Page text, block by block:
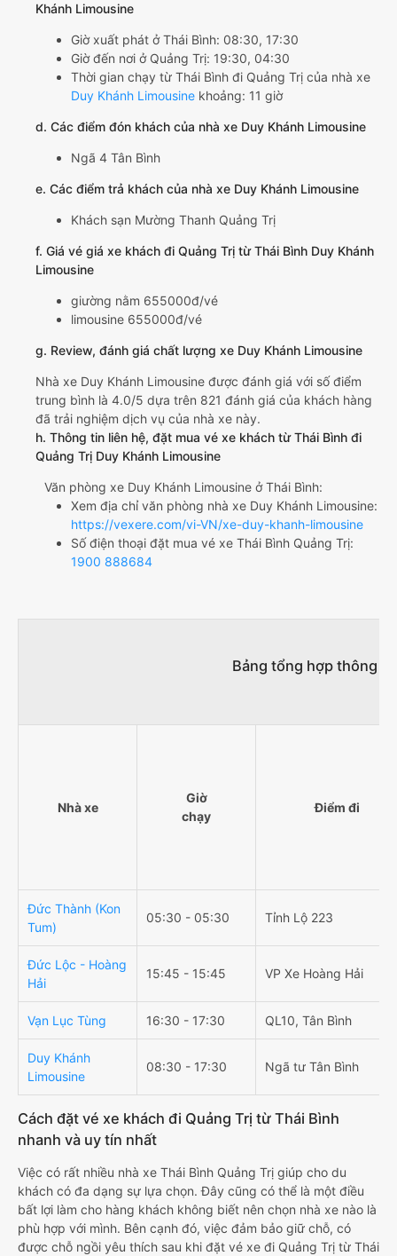
Khánh Limousine
Giờ xuất phát ở Thái Bình: 08:30, 17:30
Giờ đến nơi ở Quảng Trị: 19:30, 04:30
Thời gian chạy từ Thái Bình đi Quảng Trị của nhà xe
Duy Khánh Limousine khoảng: 11 giờ
d. Các điểm đón khách của nhà xe Duy Khánh Limousine
Ngã 4 Tân Bình
e. Các điểm trả khách của nhà xe Duy Khánh Limousine
Khách sạn Mường Thanh Quảng Trị
f. Giá vé giá xe khách đi Quảng Trị từ Thái Bình Duy Khánh
Limousine
giường nằm 655000đ/vé
limousine 655000đ/vé
g. Review, đánh giá chất lượng xe Duy Khánh Limousine
Nhà xe Duy Khánh Limousine được đánh giá với số điểm
trung bình là 4.0/5 dựa trên 821 đánh giá của khách hàng
đã trải nghiệm dịch vụ của nhà xe này.
h. Thông tin liên hệ, đặt mua vé xe khách từ Thái Bình đi
Quảng Trị Duy Khánh Limousine
Văn phòng xe Duy Khánh Limousine ở Thái Bình:
Xem địa chỉ văn phòng nhà xe Duy Khánh Limousine:
https://vexere.com/vi-VN/xe-duy-khanh-limousine
Số điện thoại đặt mua vé xe Thái Bình Quảng Trị:
1900 888684
Bảng tổng hợp thông
Nhà xe
Giờ
chạy
Điểm đi
Đức Thành (Kon
Tum)
05:30 - 05:30 Tỉnh Lộ 223
Đức Lộc - Hoàng
Hải
15:45 - 15:45 VP Xe Hoàng Hải
Vạn Lục Tùng 16:30 - 17:30 QL10, Tân Bình
Duy Khánh
Limousine
08:30 - 17:30 Ngã tư Tân Bình
Cách đặt vé xe khách đi Quảng Trị từ Thái Bình
nhanh và uy tín nhất
Việc có rất nhiều nhà xe Thái Bình Quảng Trị giúp cho du
khách có đa dạng sự lựa chọn. Đây cũng có thể là một điều
bất lợi làm cho hàng khách không biết nên chọn nhà xe nào là
phù hợp với mình. Bên cạnh đó, việc đảm bảo giữ chỗ, có
được chỗ ngồi yêu thích sau khi đặt vé xe đi Quảng Trị từ Thái